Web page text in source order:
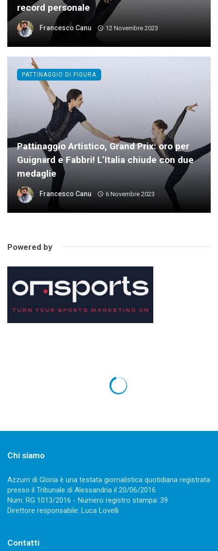
record personale
Francesco Canu 12 Novembre 2023
Pattinaggio Artistico, Grand Prix: oro per
Guignard e Fabbri! L’Italia chiude con due
medaglie
Francesco Canu 6 Novembre 2023
PATTINAGGIO DI FIGURA
Powered by
Chi siamo
Azzurri di Gloria è una testata giornalistica quotidiana registrata
presso il Tribunale di Alessandria il 20/06/2016
Num. RG 1013/2016 - Numero registro stampa: 39
Direttore responsabile: Luca Lovelli
Contatti